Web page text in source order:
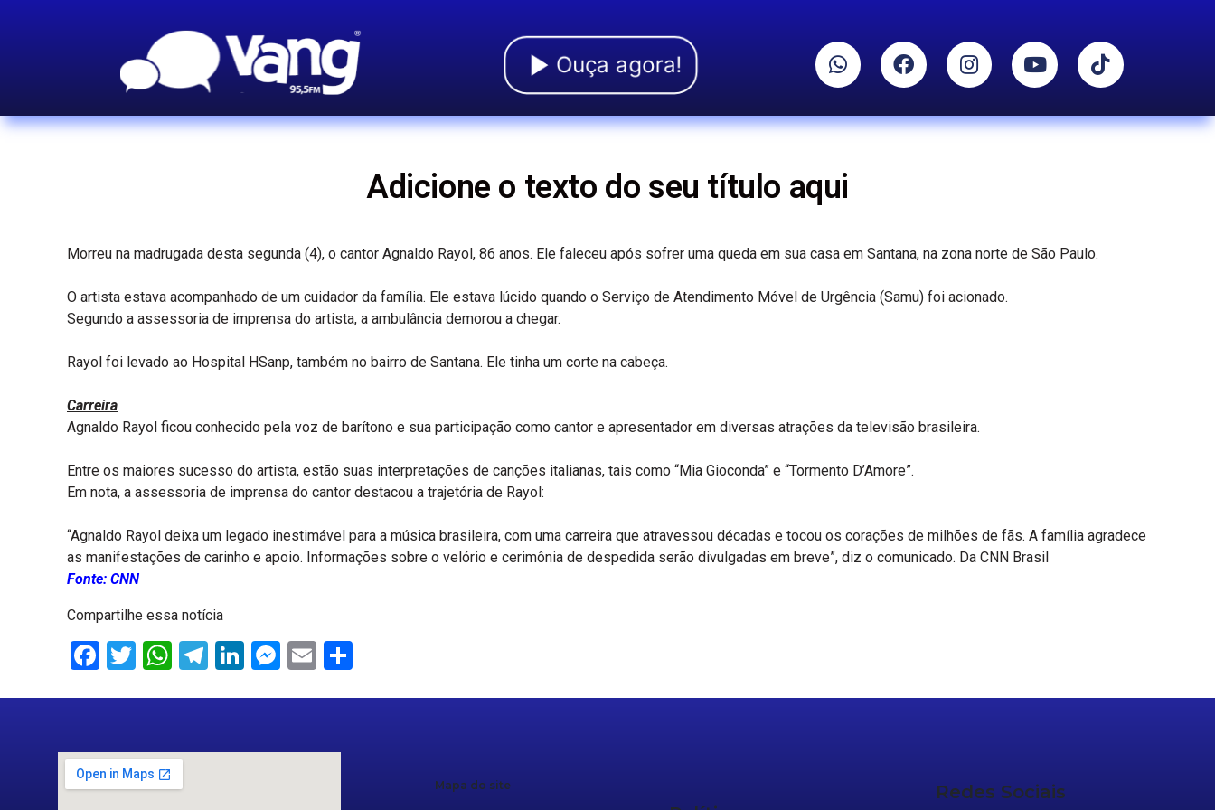
Ouça agora!
Adicione o texto do seu título aqui
Morreu na madrugada desta segunda (4), o cantor Agnaldo Rayol, 86 anos. Ele faleceu após sofrer uma queda em sua casa em Santana, na zona norte de São Paulo.
O artista estava acompanhado de um cuidador da família. Ele estava lúcido quando o Serviço de Atendimento Móvel de Urgência (Samu) foi acionado.
Segundo a assessoria de imprensa do artista, a ambulância demorou a chegar.
Rayol foi levado ao Hospital HSanp, também no bairro de Santana. Ele tinha um corte na cabeça.
Carreira
Agnaldo Rayol ficou conhecido pela voz de barítono e sua participação como cantor e apresentador em diversas atrações da televisão brasileira.
Entre os maiores sucesso do artista, estão suas interpretações de canções italianas, tais como “Mia Gioconda” e “Tormento D’Amore”.
Em nota, a assessoria de imprensa do cantor destacou a trajetória de Rayol:
“Agnaldo Rayol deixa um legado inestimável para a música brasileira, com uma carreira que atravessou décadas e tocou os corações de milhões de fãs. A família agradece
as manifestações de carinho e apoio. Informações sobre o velório e cerimônia de despedida serão divulgadas em breve”, diz o comunicado. Da CNN Brasil
Fonte: CNN
Compartilhe essa notícia
Facebook
Twitter
WhatsApp
Telegram
LinkedIn
Messenger
Email
Mapa do site Redes Sociais